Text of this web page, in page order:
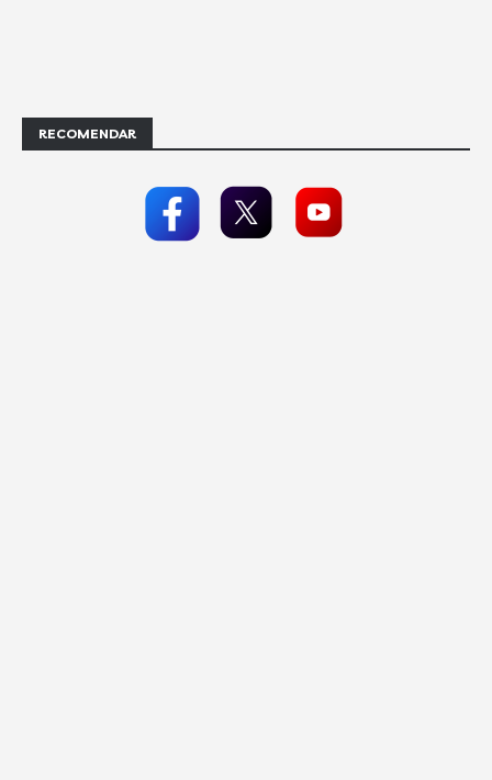
RECOMENDAR